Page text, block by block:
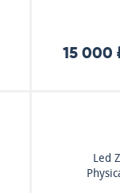
15 000
Led